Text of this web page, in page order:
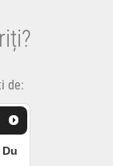
de:
Du